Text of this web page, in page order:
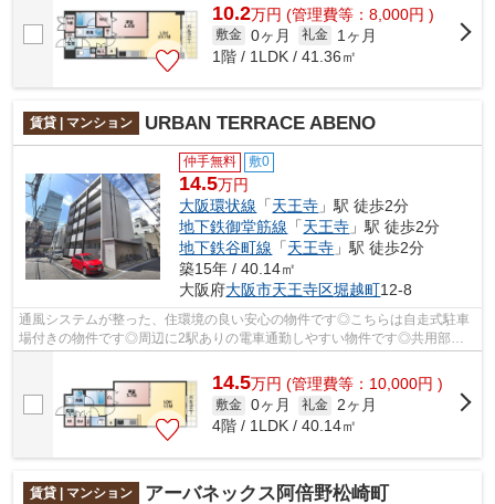
10.2万円 (管理費等：8,000円 )
敷金 0ヶ月 礼金
1ヶ月
1階 / 1LDK / 41.36㎡
賃貸 | マンション URBAN TERRACE ABENO
仲手無料 敷0
14.5万円
大阪環状線 「天王寺 」駅 徒歩2分
地下鉄御堂筋線 「天王寺 」駅 徒歩2分
地下鉄谷町線 「天王寺 」駅 徒歩2分
築15年 / 40.14㎡
大阪府大阪市天王寺区堀越町12-8
通風システムが整った、住環境の良い安心の物件です◎こちらは自走式駐車
場付きの物件です◎周辺に2駅ありの電車通勤しやすい物件です◎共用部に
はエレベータ・敷地内ごみ置き場などが揃...
14.5万円 (管理費等：10,000円 )
敷金 0ヶ月 礼金 2ヶ月
4階 / 1LDK / 40.14㎡
賃貸 | マンション アーバネックス阿倍野松崎町